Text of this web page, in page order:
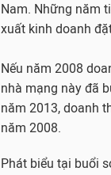
Nam. Những năm
xuất kinh doanh
Nếu năm 2008
nhà mạng này đã
năm 2013, doanh
năm 2008.
Phát biểu tại buổi